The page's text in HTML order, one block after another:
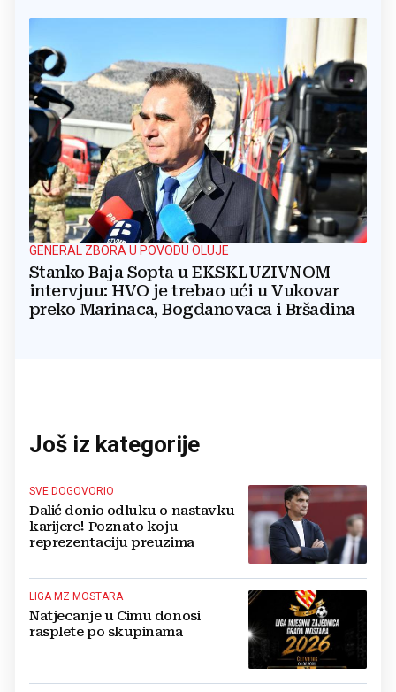
GENERAL ZBORA U POVODU OLUJE
Stanko Baja Sopta u EKSKLUZIVNOM
intervjuu: HVO je trebao ući u Vukovar
preko Marinaca, Bogdanovaca i Bršadina
Još iz kategorije
SVE DOGOVORIO
Dalić donio odluku o nastavku
karijere! Poznato koju
reprezentaciju preuzima
LIGA MZ MOSTARA
Natjecanje u Cimu donosi
rasplete po skupinama